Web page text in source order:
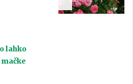
lahko